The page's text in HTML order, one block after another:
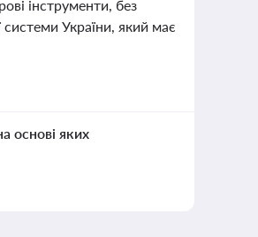
інструменти, без
України, який має
основі яких